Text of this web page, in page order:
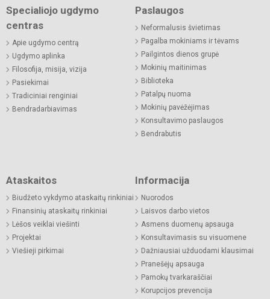
Specialiojo ugdymo
centras
Apie ugdymo centrą
Ugdymo aplinka
Filosofija, misija, vizija
Pasiekimai
Tradiciniai renginiai
Bendradarbiavimas
Paslaugos
Neformalusis švietimas
Pagalba mokiniams ir tėvams
Pailgintos dienos grupė
Mokinių maitinimas
Biblioteka
Patalpų nuoma
Mokinių pavėžėjimas
Konsultavimo paslaugos
Bendrabutis
Ataskaitos
Biudžeto vykdymo ataskaitų rinkiniai
Finansinių ataskaitų rinkiniai
Lėšos veiklai viešinti
Projektai
Viešieji pirkimai
Informacija
Nuorodos
Laisvos darbo vietos
Asmens duomenų apsauga
Konsultavimasis su visuomene
Dažniausiai užduodami klausimai
Pranešėjų apsauga
Pamokų tvarkaraščiai
Korupcijos prevencija